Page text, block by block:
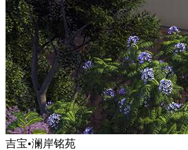
吉宝•澜岸铭苑